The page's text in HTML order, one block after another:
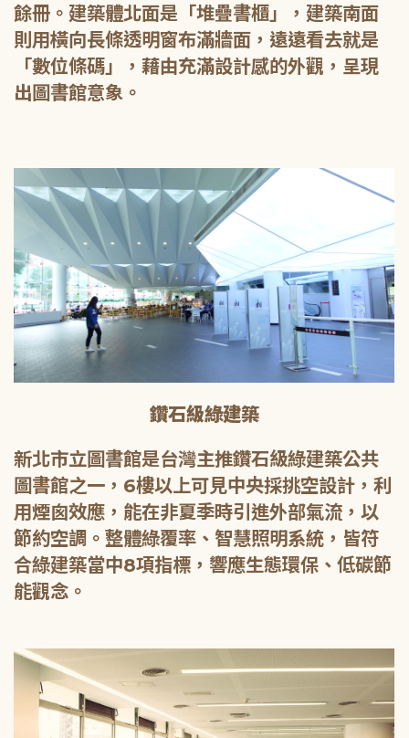
餘冊。建築體北面是「堆疊書櫃」，建築南面
則用橫向長條透明窗布滿牆面，遠遠看去就是
「數位條碼」，藉由充滿設計感的外觀，呈現
出圖書館意象。
鑽石級綠建築
新北市立圖書館是台灣主推鑽石級綠建築公共
圖書館之一，6樓以上可見中央採挑空設計，利
用煙囪效應，能在非夏季時引進外部氣流，以
節約空調。整體綠覆率、智慧照明系統，皆符
合綠建築當中8項指標，響應生態環保、低碳節
能觀念。